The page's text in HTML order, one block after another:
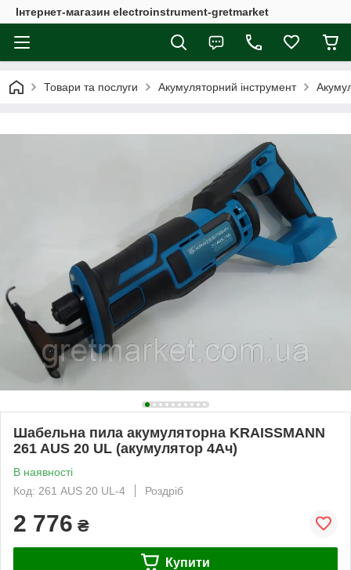
Інтернет-магазин electroinstrument-gretmarket
Товари та послуги Акумуляторний інструмент
Шабельна пила акумуляторна KRAISSMANN
261 AUS 20 UL (акумулятор 4Ач)
В наявності
Код: 261 AUS 20 UL-4
Роздріб
2 776 ₴
Купити